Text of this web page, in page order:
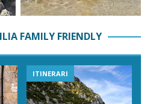
FAMILY FRIENDLY
ITINERARI